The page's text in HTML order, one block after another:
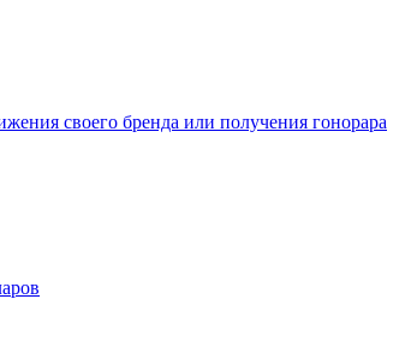
своего бренда или получения гонорара